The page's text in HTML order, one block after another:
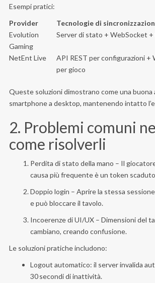
Esempi pratici:
Provider
Tecnologie di
Evolution
Gaming
Server di stato + WebSocket +
NetEnt Live
API REST per configurazioni +
per gioco
Queste soluzioni dimostrano come una
smartphone a desktop, mantenendo intatto
2. Problemi comuni
come risolverli
Perdita di stato della mano – Il
causa più frequente è un token
Doppio login – Aprire la stessa
e può bloccare il tavolo.
Incoerenze di UI/UX – Dimensioni del
cambiano, creando confusione.
Le soluzioni pratiche includono:
Logout automatico: il server invalida
30 secondi di inattività.